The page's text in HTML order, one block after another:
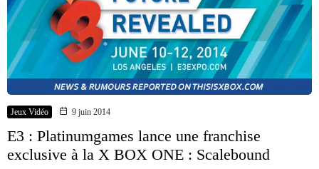
Jeux Vidéo 9 juin 2014
E3 : Platinumgames lance une franchise
exclusive à la X BOX ONE : Scalebound